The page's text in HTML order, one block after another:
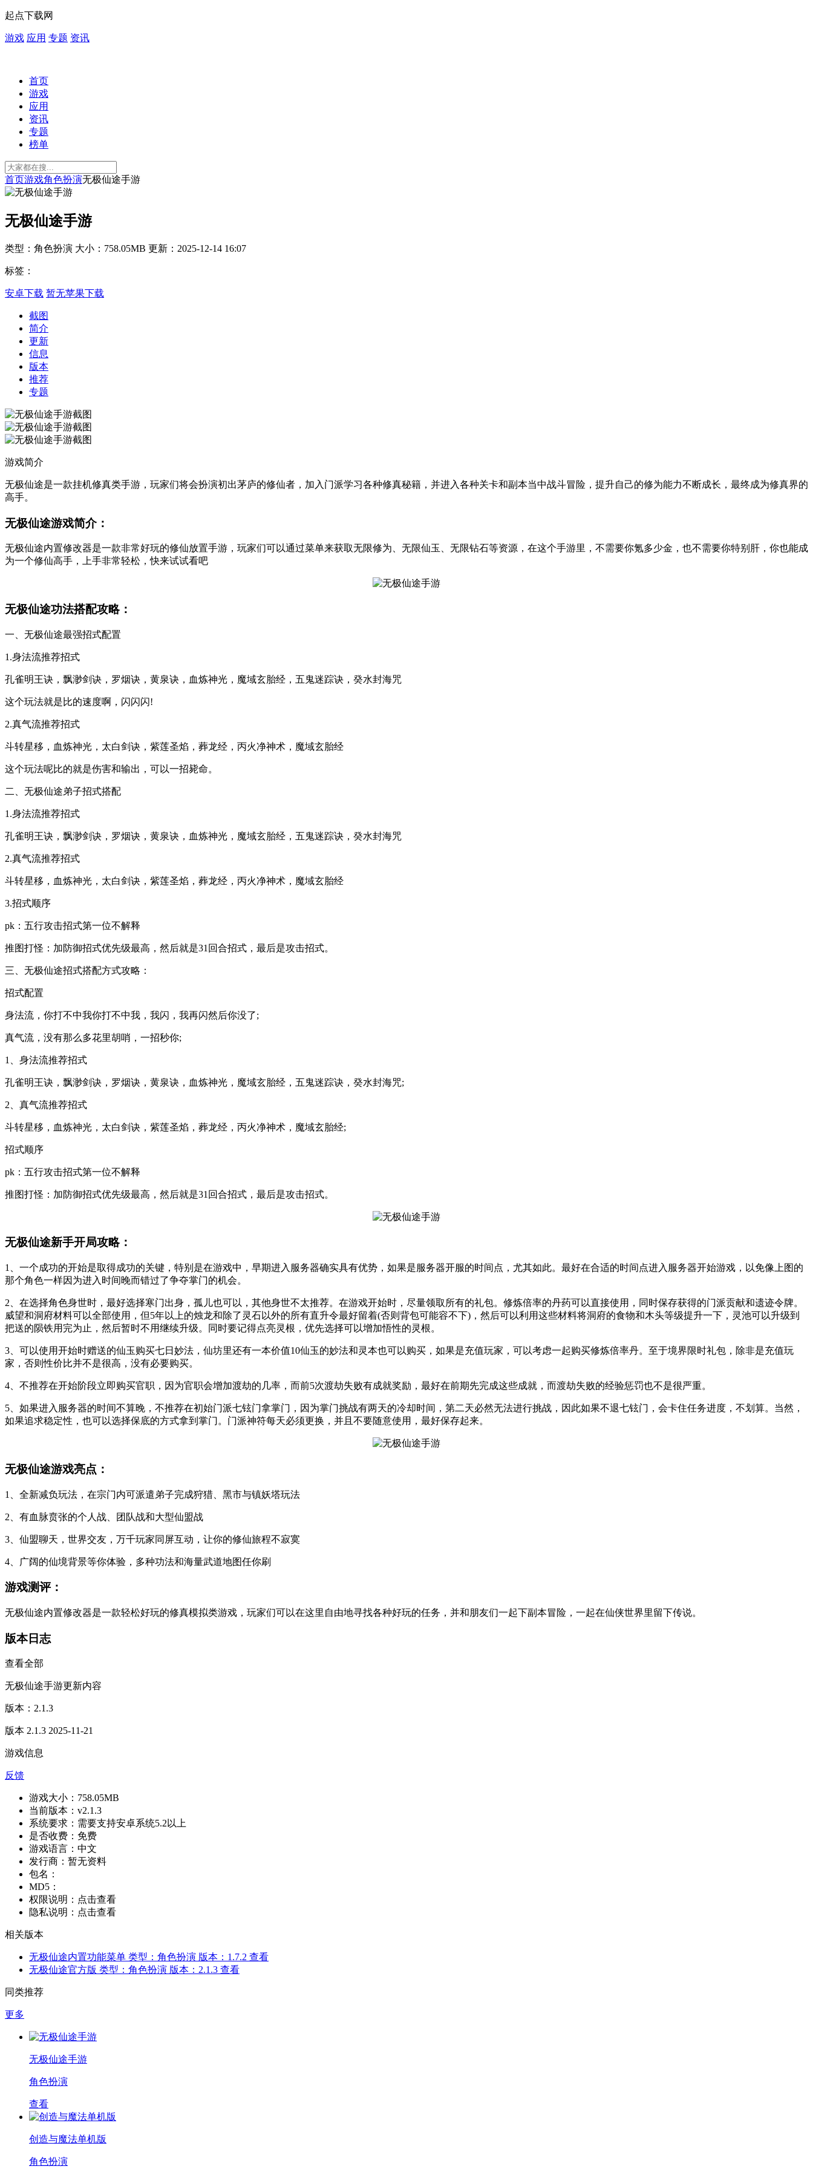
起点下载网
游戏 应用 专题 资讯
首页
游戏
应用
资讯
专题
榜单
首页游戏角色扮演无极仙途手游
无极仙途手游
类型：角色扮演 大小：758.05MB 更新：2025-12-14 16:07
标签：
安卓下载 暂无苹果下载
截图
简介
更新
信息
版本
推荐
专题
游戏简介
无极仙途是一款挂机修真类手游，玩家们将会扮演初出茅庐的修仙者，加入门派学习各种修真秘籍，并进入各种关卡和副本当中战斗冒险，提升自己的修为能力不断成长，最终成为修真界的
高手。
无极仙途游戏简介：
无极仙途内置修改器是一款非常好玩的修仙放置手游，玩家们可以通过菜单来获取无限修为、无限仙玉、无限钻石等资源，在这个手游里，不需要你氪多少金，也不需要你特别肝，你也能成
为一个修仙高手，上手非常轻松，快来试试看吧
无极仙途功法搭配攻略：
一、无极仙途最强招式配置
1.身法流推荐招式
孔雀明王诀，飘渺剑诀，罗烟诀，黄泉诀，血炼神光，魔域玄胎经，五鬼迷踪诀，癸水封海咒
这个玩法就是比的速度啊，闪闪闪!
2.真气流推荐招式
斗转星移，血炼神光，太白剑诀，紫莲圣焰，葬龙经，丙火净神术，魔域玄胎经
这个玩法呢比的就是伤害和输出，可以一招毙命。
二、无极仙途弟子招式搭配
1.身法流推荐招式
孔雀明王诀，飘渺剑诀，罗烟诀，黄泉诀，血炼神光，魔域玄胎经，五鬼迷踪诀，癸水封海咒
2.真气流推荐招式
斗转星移，血炼神光，太白剑诀，紫莲圣焰，葬龙经，丙火净神术，魔域玄胎经
3.招式顺序
pk：五行攻击招式第一位不解释
推图打怪：加防御招式优先级最高，然后就是31回合招式，最后是攻击招式。
三、无极仙途招式搭配方式攻略：
招式配置
身法流，你打不中我你打不中我，我闪，我再闪然后你没了;
真气流，没有那么多花里胡哨，一招秒你;
1、身法流推荐招式
孔雀明王诀，飘渺剑诀，罗烟诀，黄泉诀，血炼神光，魔域玄胎经，五鬼迷踪诀，癸水封海咒;
2、真气流推荐招式
斗转星移，血炼神光，太白剑诀，紫莲圣焰，葬龙经，丙火净神术，魔域玄胎经;
招式顺序
pk：五行攻击招式第一位不解释
推图打怪：加防御招式优先级最高，然后就是31回合招式，最后是攻击招式。
无极仙途新手开局攻略：
1、一个成功的开始是取得成功的关键，特别是在游戏中，早期进入服务器确实具有优势，如果是服务器开服的时间点，尤其如此。最好在合适的时间点进入服务器开始游戏，以免像上图的
那个角色一样因为进入时间晚而错过了争夺掌门的机会。
2、在选择角色身世时，最好选择寒门出身，孤儿也可以，其他身世不太推荐。在游戏开始时，尽量领取所有的礼包。修炼倍率的丹药可以直接使用，同时保存获得的门派贡献和遗迹令牌。
威望和洞府材料可以全部使用，但5年以上的烛龙和除了灵石以外的所有直升令最好留着(否则背包可能容不下)，然后可以利用这些材料将洞府的食物和木头等级提升一下，灵池可以升级到
把送的陨铁用完为止，然后暂时不用继续升级。同时要记得点亮灵根，优先选择可以增加悟性的灵根。
3、可以使用开始时赠送的仙玉购买七日妙法，仙坊里还有一本价值10仙玉的妙法和灵本也可以购买，如果是充值玩家，可以考虑一起购买修炼倍率丹。至于境界限时礼包，除非是充值玩
家，否则性价比并不是很高，没有必要购买。
4、不推荐在开始阶段立即购买官职，因为官职会增加渡劫的几率，而前5次渡劫失败有成就奖励，最好在前期先完成这些成就，而渡劫失败的经验惩罚也不是很严重。
5、如果进入服务器的时间不算晚，不推荐在初始门派七铉门拿掌门，因为掌门挑战有两天的冷却时间，第二天必然无法进行挑战，因此如果不退七铉门，会卡住任务进度，不划算。当然，
如果追求稳定性，也可以选择保底的方式拿到掌门。门派神符每天必须更换，并且不要随意使用，最好保存起来。
无极仙途游戏亮点：
1、全新减负玩法，在宗门内可派遣弟子完成狩猎、黑市与镇妖塔玩法
2、有血脉贲张的个人战、团队战和大型仙盟战
3、仙盟聊天，世界交友，万千玩家同屏互动，让你的修仙旅程不寂寞
4、广阔的仙境背景等你体验，多种功法和海量武道地图任你刷
游戏测评：
无极仙途内置修改器是一款轻松好玩的修真模拟类游戏，玩家们可以在这里自由地寻找各种好玩的任务，并和朋友们一起下副本冒险，一起在仙侠世界里留下传说。
版本日志
查看全部
无极仙途手游更新内容
版本：2.1.3
版本 2.1.3 2025-11-21
游戏信息
反馈
游戏大小： 758.05MB
当前版本： v2.1.3
系统要求： 需要支持安卓系统5.2以上
是否收费： 免费
游戏语言： 中文
发行商： 暂无资料
包名：
MD5：
权限说明： 点击查看
隐私说明： 点击查看
相关版本
无极仙途内置功能菜单 类型：角色扮演 版本：1.7.2 查看
无极仙途官方版 类型：角色扮演 版本：2.1.3 查看
同类推荐
更多
无极仙途手游
角色扮演
查看
创造与魔法单机版
角色扮演